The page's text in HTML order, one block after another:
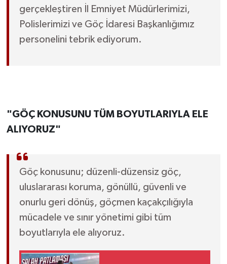
gerçekleştiren İl Emniyet Müdürlerimizi,
Polislerimizi ve Göç İdaresi Başkanlığımız
personelini tebrik ediyorum.
"GÖÇ KONUSUNU TÜM BOYUTLARIYLA ELE
ALIYORUZ"
Göç konusunu; düzenli-düzensiz göç,
uluslararası koruma, gönüllü, güvenli ve
onurlu geri dönüş, göçmen kaçakçılığıyla
mücadele ve sınır yönetimi gibi tüm
boyutlarıyla ele alıyoruz.